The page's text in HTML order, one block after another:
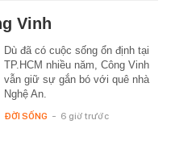
Vinh
Dù đã có cuộc sống ổn định tại
TP.HCM nhiều năm, Công Vinh
vẫn giữ sự gắn bó với quê nhà
Nghệ An.
ĐỜI SỐNG - 6 giờ trước